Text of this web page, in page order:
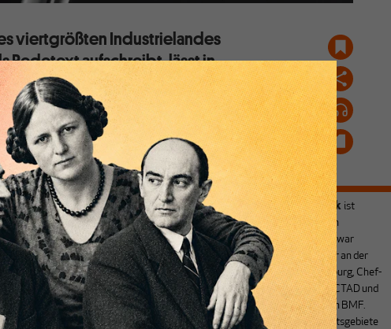
viertgrößten Industrielandes
Redetext aufschreibt, lässt in
gehalten hätte. Das
Regierung kann ich nur als
letzte Woche
eine Reihe
werden noch einige kommentieren.
zwei Worte kennengelernt, die ich
als es um die Finanzkrise
dahin hieß das
oder „keine Schulden machen“.
als Wort so anhört, als ob ein Feind
Heiner Flassbeck ist
Mitbegründer von
MAKROSKOP. Er war
Honorarprofessor an der
Universität Hamburg, Chef-
Volkswirt der UNCTAD und
Staatssekretär im BMF.
Seine Hauptarbeitsgebiete